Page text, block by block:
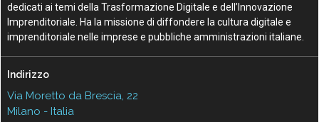
dedicati ai temi della Trasformazione Digitale e dell’Innovazione
Imprenditoriale. Ha la missione di diffondere la cultura digitale e
imprenditoriale nelle imprese e pubbliche amministrazioni italiane.
Indirizzo
Via Moretto da Brescia, 22
Milano - Italia